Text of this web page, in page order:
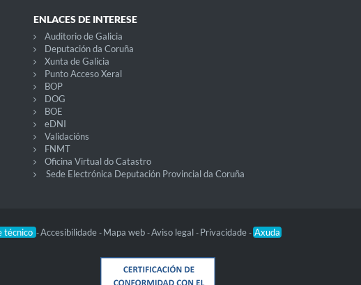
ENLACES DE INTERESE
Auditorio de Galicia
Deputación da Coruña
Xunta de Galicia
Punto Acceso Xeral
BOP
DOG
BOE
eDNI
Validacións
FNMT
Oficina Virtual do Catastro
Sede Electrónica Deputación Provincial da Coruña
técnico -Accesibilidade - Mapa web -Aviso legal - Privacidade - Axuda